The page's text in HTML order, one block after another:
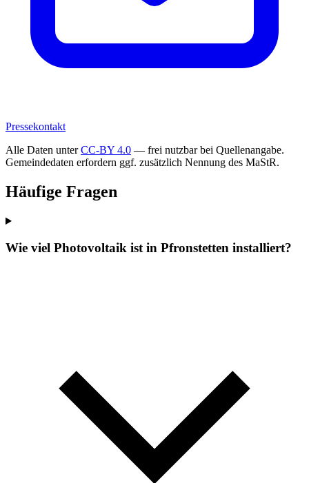
Pressekontakt
Alle Daten unterCC-BY 4.0 — frei nutzbar bei Quellenangabe.
Gemeindedaten erfordern ggf. zusätzlich Nennung des MaStR.
Häufige Fragen
Wie viel Photovoltaik ist in Pfronstetten installiert?